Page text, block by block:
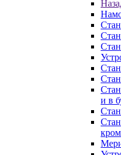
и в